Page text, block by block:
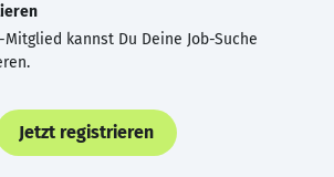
kannst Du Deine Job-Suche
Jetzt registrieren